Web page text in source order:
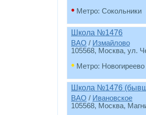
• Метро: Сокольники
Школа №1476
ВАО / Измайлово
105568, Москва, ул.
• Метро: Новогиреево
Школа №1476
ВАО / Ивановское
105568, Москва,